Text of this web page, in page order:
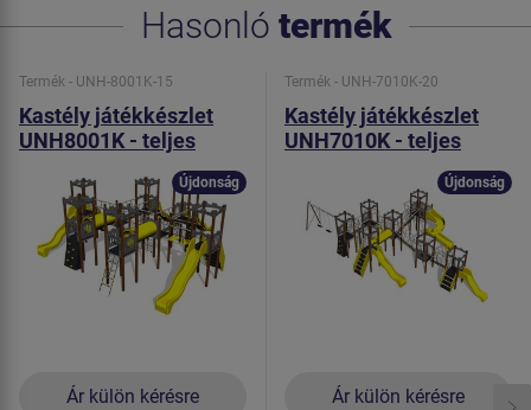
Hasonló termék
Termék - UNH-8001K-15
Kastély játékkészlet
UNH8001K - teljes
Ár külön kérésre
Újdonság
Termék - UNH-7010K-20
Kastély játékkészlet
UNH7010K - teljes
Ár külön kérésre
Újdonság